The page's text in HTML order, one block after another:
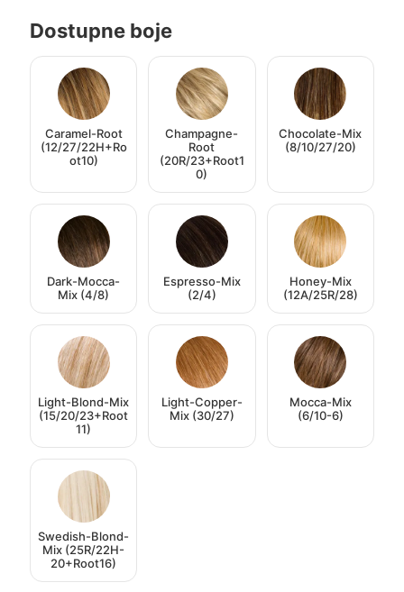
Dostupne boje
Caramel-Root
(12/27/22H+Ro
ot10)
Champagne-
Root
(20R/23+Root1
0)
Chocolate-Mix
(8/10/27/20)
Dark-Mocca-
Mix (4/8)
Espresso-Mix
(2/4)
Honey-Mix
(12A/25R/28)
Light-Blond-Mix
(15/20/23+Root
11)
Light-Copper-
Mix (30/27)
Mocca-Mix
(6/10-6)
Swedish-Blond-
Mix (25R/22H-
20+Root16)